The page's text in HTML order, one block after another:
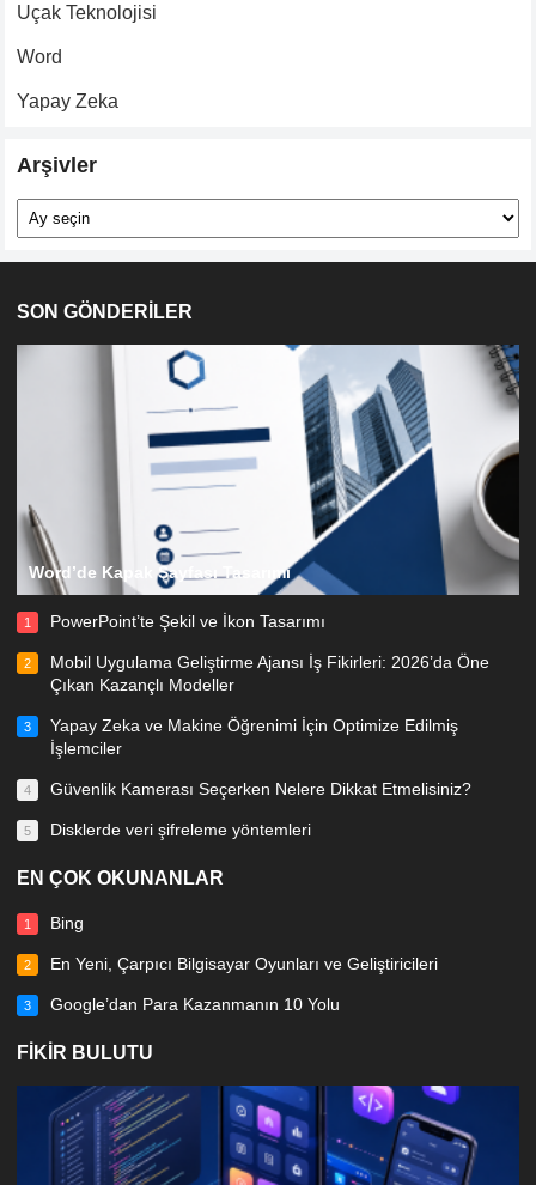
Uçak Teknolojisi
Word
Yapay Zeka
Arşivler
Arşivler
SON GÖNDERİLER
Word’de Kapak Sayfası Tasarımı
1 PowerPoint’te Şekil ve İkon Tasarımı
2
Mobil Uygulama Geliştirme Ajansı İş Fikirleri: 2026’da Öne
Çıkan Kazançlı Modeller
3
Yapay Zeka ve Makine Öğrenimi İçin Optimize Edilmiş
İşlemciler
4 Güvenlik Kamerası Seçerken Nelere Dikkat Etmelisiniz?
5 Disklerde veri şifreleme yöntemleri
EN ÇOK OKUNANLAR
1 Bing
2 En Yeni, Çarpıcı Bilgisayar Oyunları ve Geliştiricileri
3 Google’dan Para Kazanmanın 10 Yolu
FIKIR BULUTU